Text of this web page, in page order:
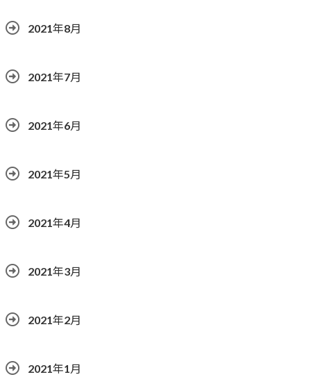
2021年8月
2021年7月
2021年6月
2021年5月
2021年4月
2021年3月
2021年2月
2021年1月